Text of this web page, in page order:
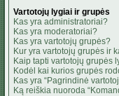
Vartotojų lygiai ir grupės
Kas yra administratoriai?
Kas yra moderatoriai?
Kas yra vartotojų grupės?
Kur yra vartotojų grupės ir
Kaip tapti vartotojų grupės
Kodėl kai kurios grupės
Kas yra “Pagrindinė
Ką reiškia nuoroda